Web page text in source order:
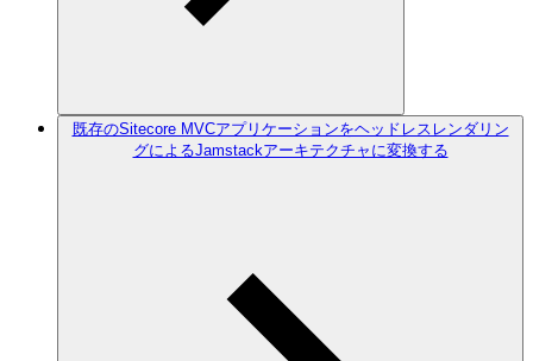
既存のSitecore MVCアプリケーションをヘッドレスレンダリン
グによるJamstackアーキテクチャに変換する